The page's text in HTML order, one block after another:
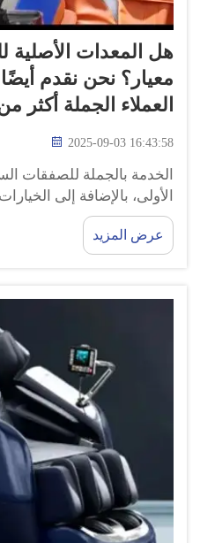
هل المعدات
العملاء الجملة أكثر
2025-09-03 16:43:58
الخدمة بالجملة للصفقات
الأولى، بالإضافة إلى
خدمات مميزة وفقًا
لعملائنا بالجملة أن يجدوا
حيث الجودة والخدمة
عرض المزيد